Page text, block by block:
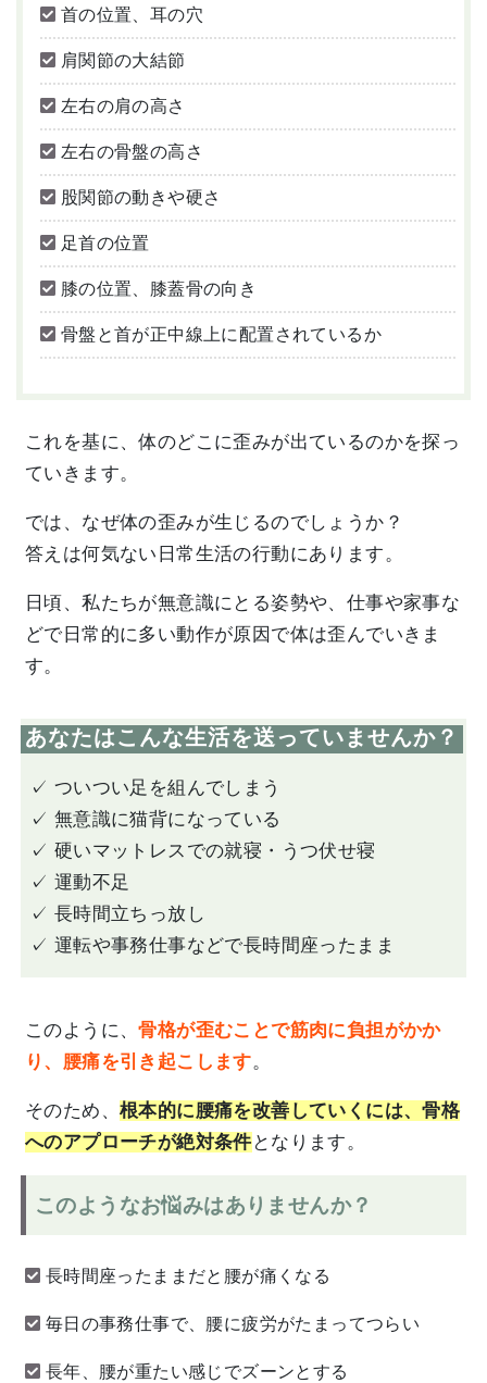
首の位置、耳の穴
肩関節の大結節
左右の肩の高さ
左右の骨盤の高さ
股関節の動きや硬さ
足首の位置
膝の位置、膝蓋骨の向き
骨盤と首が正中線上に配置されているか
これを基に、体のどこに歪みが出ているのかを探っ
ていきます。
では、なぜ体の歪みが生じるのでしょうか？
答えは何気ない日常生活の行動にあります。
日頃、私たちが無意識にとる姿勢や、仕事や家事な
どで日常的に多い動作が原因で体は歪んでいきま
す。
あなたはこんな生活を送っていませんか？
✓ ついつい足を組んでしまう
✓ 無意識に猫背になっている
✓ 硬いマットレスでの就寝・うつ伏せ寝
✓ 運動不足
✓ 長時間立ちっ放し
✓ 運転や事務仕事などで長時間座ったまま
このように、骨格が歪むことで筋肉に負担がかか
り、腰痛を引き起こします。
そのため、 根本的に腰痛を改善していくには、骨格
へのアプローチが絶対条件 となります。
このようなお悩みはありませんか？
長時間座ったままだと腰が痛くなる
毎日の事務仕事で、腰に疲労がたまってつらい
長年、腰が重たい感じでズーンとする